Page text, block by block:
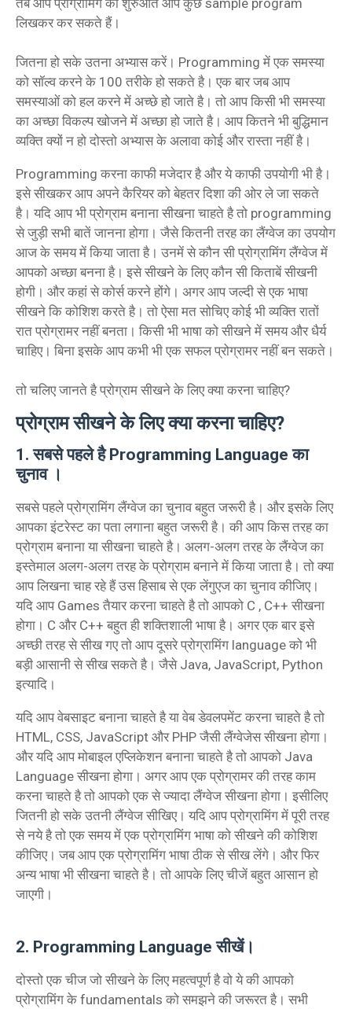
तब आप प्रोग्रामिंग की शुरुआत आप कुछ sample program
लिखकर कर सकते हैं।
जितना हो सके उतना अभ्यास करें। Programming में एक समस्या
को सॉल्व करने के 100 तरीके हो सकते है। एक बार जब आप
समस्याओं को हल करने में अच्छे हो जाते है। तो आप किसी भी समस्या
का अच्छा विकल्प खोजने में अच्छा हो जाते है। आप कितने भी बुद्धिमान
व्यक्ति क्यों न हो दोस्तो अभ्यास के अलावा कोई और रास्ता नहीं है।
Programming करना काफी मजेदार है और ये काफी उपयोगी भी है।
इसे सीखकर आप अपने कैरियर को बेहतर दिशा की ओर ले जा सकते
है। यदि आप भी प्रोग्राम बनाना सीखना चाहते है तो programming
से जुड़ी सभी बातें जानना होगा। जैसे कितनी तरह का लैंग्वेज का उपयोग
आज के समय में किया जाता है। उनमें से कौन सी प्रोग्रामिंग लैंग्वेज में
आपको अच्छा बनना है। इसे सीखने के लिए कौन सी किताबें सीखनी
होगी। और कहां से कोर्स करने होंगे। अगर आप जल्दी से एक भाषा
सीखने कि कोशिश करते है। तो ऐसा मत सोचिए कोई भी व्यक्ति रातों
रात प्रोग्रामर नहीं बनता। किसी भी भाषा को सीखने में समय और धैर्य
चाहिए। बिना इसके आप कभी भी एक सफल प्रोग्रामर नहीं बन सकते।
तो चलिए जानते है प्रोग्राम सीखने के लिए क्या करना चाहिए?
प्रोग्राम सीखने के लिए क्या करना चाहिए?
1. सबसे पहले है Programming Language का
चुनाव ।
सबसे पहले प्रोग्रामिंग लैंग्वेज का चुनाव बहुत जरूरी है। और इसके लिए
आपका इंटरेस्ट का पता लगाना बहुत जरूरी है। की आप किस तरह का
प्रोग्राम बनाना या सीखना चाहते है। अलग-अलग तरह के लैंग्वेज का
इस्तेमाल अलग-अलग तरह के प्रोग्राम बनाने में किया जाता है। तो क्या
आप लिखना चाह रहे हैं उस हिसाब से एक लेंगुएज का चुनाव कीजिए।
यदि आप Games तैयार करना चाहते है तो आपको C , C++ सीखना
होगा। C और C++ बहुत ही शक्तिशाली भाषा है। अगर एक बार इसे
अच्छी तरह से सीख गए तो आप दूसरे प्रोग्रामिंग language को भी
बड़ी आसानी से सीख सकते है। जैसे Java, JavaScript, Python
इत्यादि।
यदि आप वेबसाइट बनाना चाहते है या वेब डेवलपमेंट करना चाहते है तो
HTML, CSS, JavaScript और PHP जैसी लैंग्वेजेस सीखना होगा।
और यदि आप मोबाइल एप्लिकेशन बनाना चाहते है तो आपको Java
Language सीखना होगा। अगर आप एक प्रोग्रामर की तरह काम
करना चाहते है तो आपको एक से ज्यादा लैंग्वेज सीखना होगा। इसीलिए
जितनी हो सके उतनी लैंग्वेज सीखिए। यदि आप प्रोग्रामिंग में पूरी तरह
से नये है तो एक समय में एक प्रोग्रामिंग भाषा को सीखने की कोशिश
कीजिए। जब आप एक प्रोग्रामिंग भाषा ठीक से सीख लेंगे। और फिर
अन्य भाषा भी सीखना चाहते है। तो आपके लिए चीजें बहुत आसान हो
जाएगी।
2. Programming Language सीखें।
दोस्तो एक चीज जो सीखने के लिए महत्वपूर्ण है वो ये की आपको
प्रोग्रामिंग के fundamentals को समझने की जरूरत है। सभी